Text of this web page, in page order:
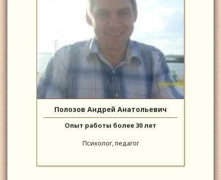
Полозов Андрей Анатольевич
Опыт работы более 30 лет
Психолог, педагог